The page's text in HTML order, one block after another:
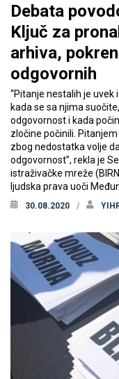
Debata
Ključ za
arhiva,
odgovornih
“Pitanje nestalih je
kada se sa njima
odgovornost i kada
zločine počinili.
zbog nedostatka volje
odgovornost”, rekla je
istraživačke mreže
ljudska prava uoči
30.08.2020